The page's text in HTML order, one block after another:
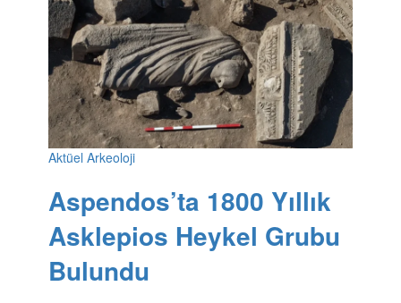
Aktüel Arkeoloji
Aspendos’ta 1800 Yıllık
Asklepios Heykel Grubu
Bulundu